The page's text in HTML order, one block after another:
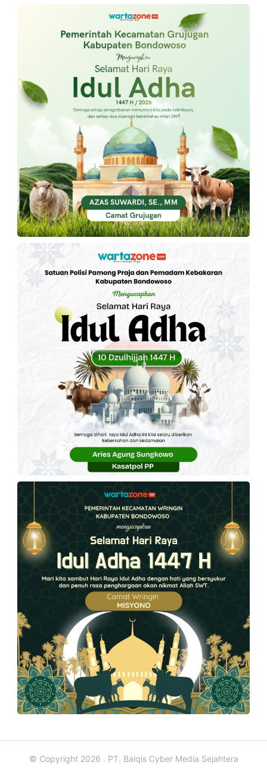
© Copyright 2026 . PT. Balqis Cyber Media Sejahtera